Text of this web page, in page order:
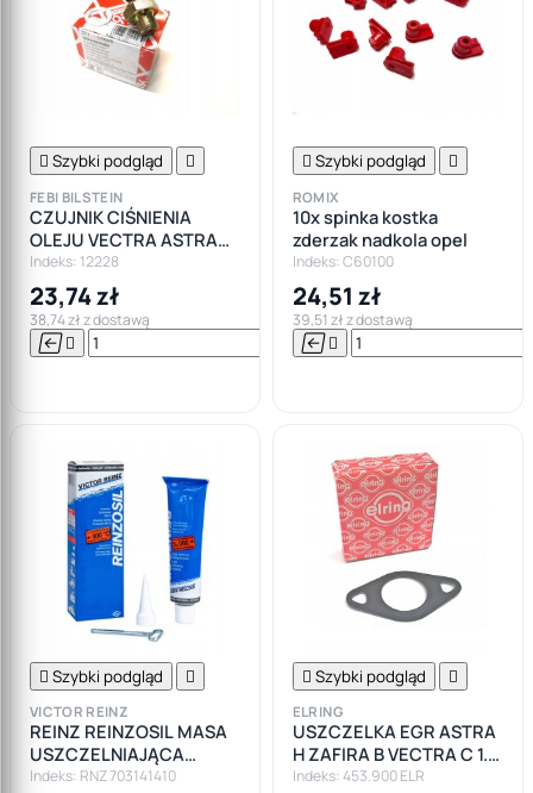
 Szybki podgląd 
FEBI BILSTEIN
CZUJNIK CIŚNIENIA
OLEJU VECTRA ASTRA
1.3 1.9 CDTI
Indeks: 12228
23,74 zł
38,74 zł z dostawą
  

 Szybki podgląd 
ROMIX
10x spinka kostka
zderzak nadkola opel
Indeks: C60100
24,51 zł
39,51 zł z dostawą
 
 Szybki podgląd 
VICTOR REINZ
REINZ REINZOSIL MASA
USZCZELNIAJĄCA
SZARA KLEJ 70M
Indeks: RNZ 703141410
 Szybki podgląd 
ELRING
USZCZELKA EGR ASTRA
H ZAFIRA B VECTRA C 1.9
CDTI
Indeks: 453.900 ELR